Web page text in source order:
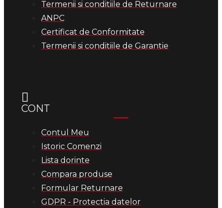
Termenii si conditiile de Returnare
ANPC
Certificat de Conformitate
Termenii si conditiile de Garantie
CONT
Contul Meu
Istoric Comenzi
Lista dorinte
Compara produse
Formular Returnare
GDPR - Protectia datelor